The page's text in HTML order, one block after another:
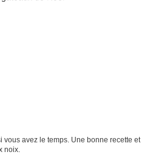
vous avez le temps. Une bonne recette et
noix.